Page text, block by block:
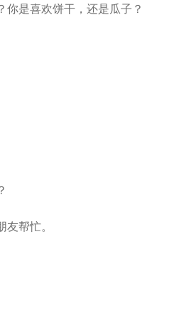
是喜欢饼干，还是瓜子？
帮忙。